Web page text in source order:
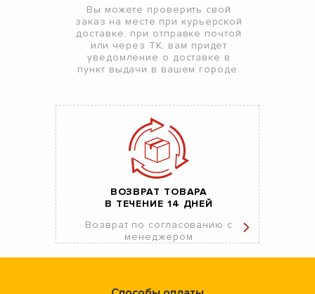
Вы можете проверить свой
заказ на месте при курьерской
доставке, при отправке почтой
или через ТК, вам придет
уведомление о доставке в
пункт выдачи в вашем городе.
ВОЗВРАТ ТОВАРА
В ТЕЧЕНИЕ 14 ДНЕЙ
Возврат по согласованию с
менеджером